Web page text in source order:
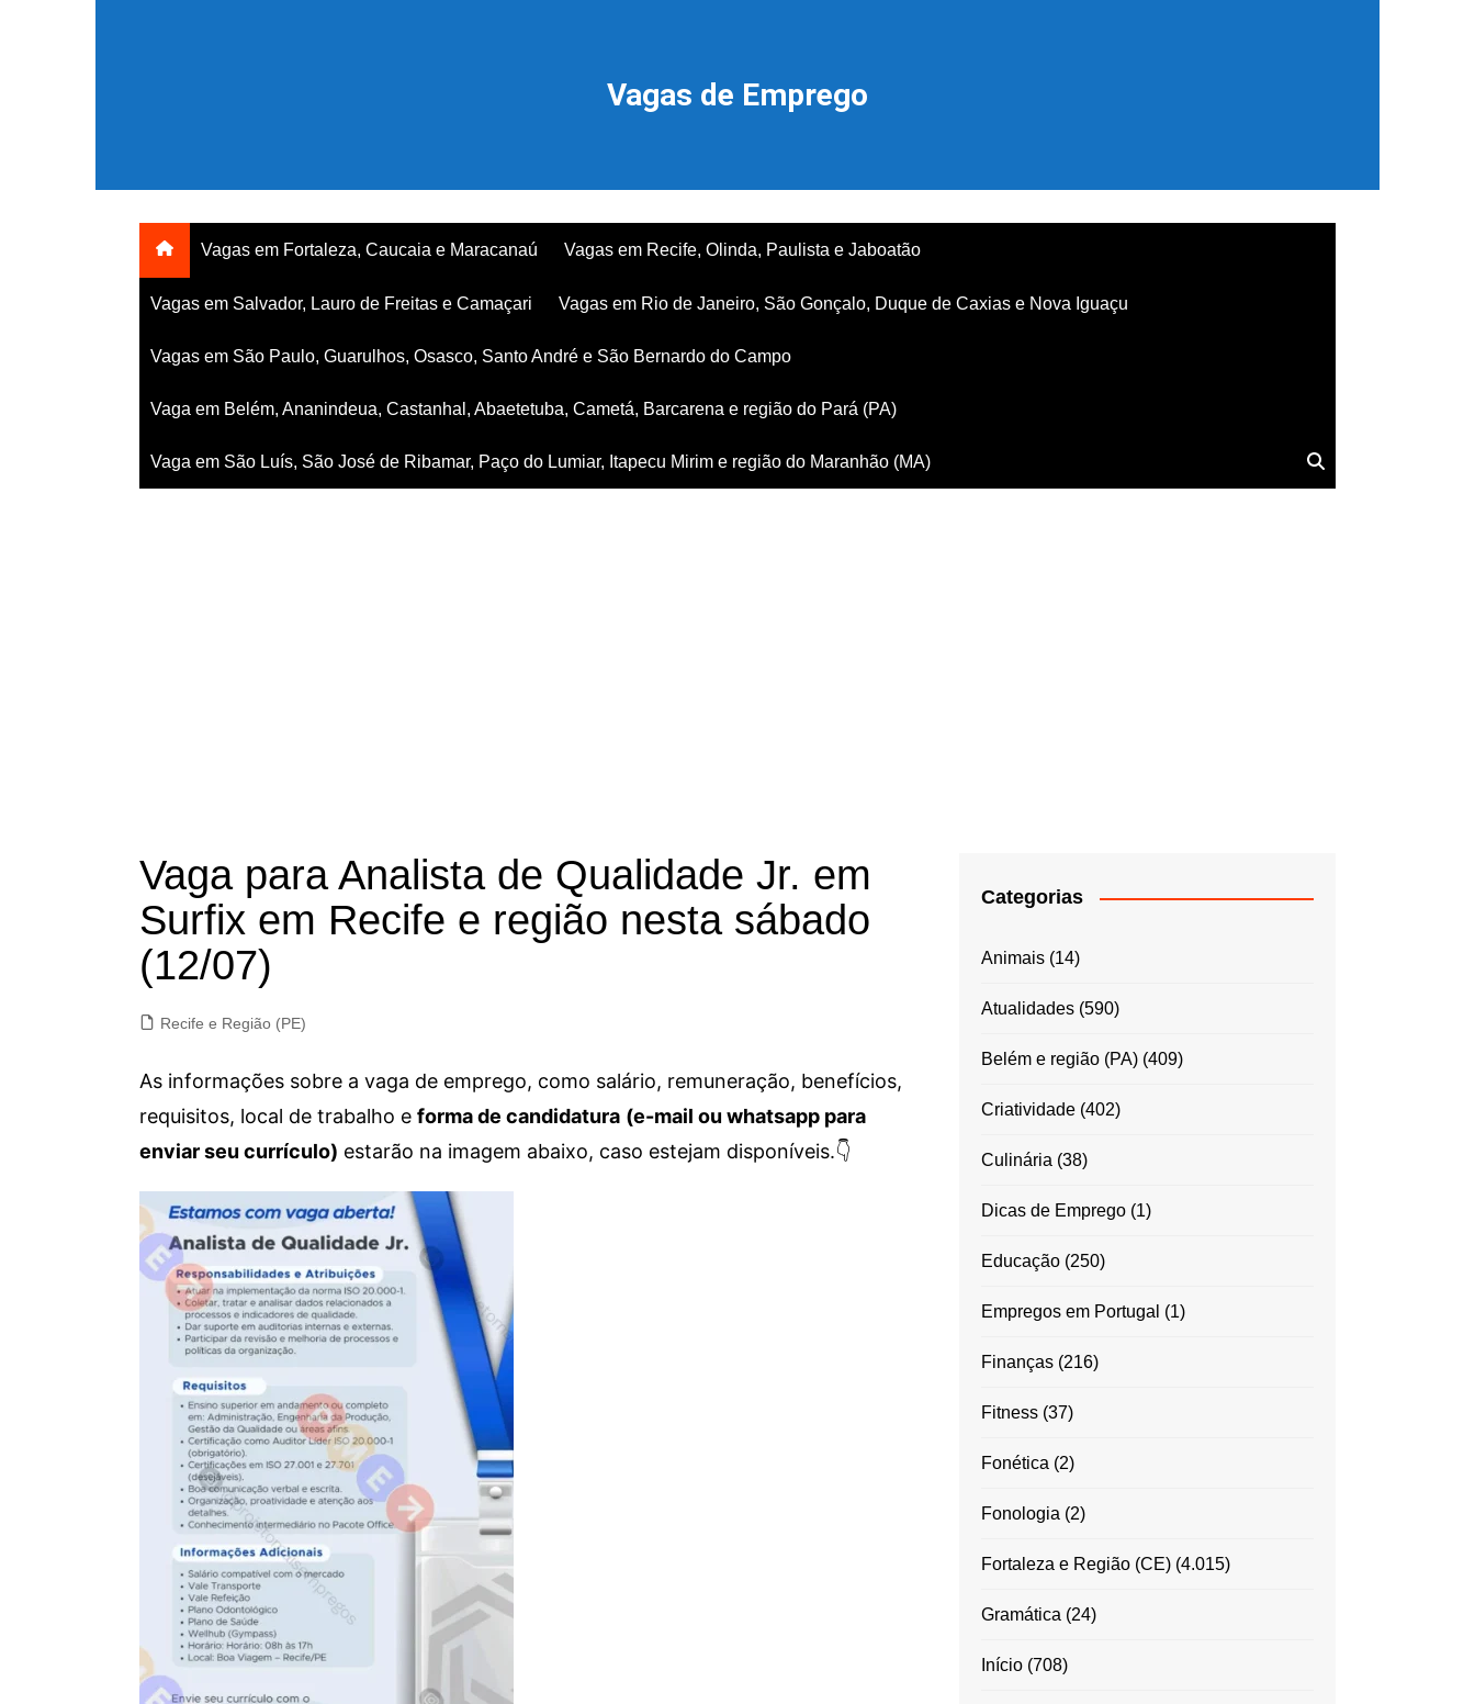
Vagas de Emprego
Vagas em Fortaleza, Caucaia e Maracanaú Vagas em Recife, Olinda, Paulista e Jaboatão
Vagas em Salvador, Lauro de Freitas e Camaçari Vagas em Rio de Janeiro, São Gonçalo, Duque de Caxias e Nova Iguaçu
Vagas em São Paulo, Guarulhos, Osasco, Santo André e São Bernardo do Campo
Vaga em Belém, Ananindeua, Castanhal, Abaetetuba, Cametá, Barcarena e região do Pará (PA)
Vaga em São Luís, São José de Ribamar, Paço do Lumiar, Itapecu Mirim e região do Maranhão (MA)
Vaga para Analista de Qualidade Jr. em
Surfix em Recife e região nesta sábado
(12/07)
Recife e Região (PE)
As informações sobre a vaga de emprego, como salário, remuneração, benefícios,
requisitos, local de trabalho e forma de candidatura (e-mail ou whatsapp para
enviar seu currículo) estarão na imagem abaixo, caso estejam disponíveis.👇
Categorias
Animais(14)
Atualidades(590)
Belém e região (PA)(409)
Criatividade(402)
Culinária (38)
Dicas de Emprego(1)
Educação(250)
Empregos em Portugal (1)
Finanças(216)
Fitness(37)
Fonética (2)
Fonologia (2)
Fortaleza e Região (CE)(4.015)
Gramática (24)
Início(708)